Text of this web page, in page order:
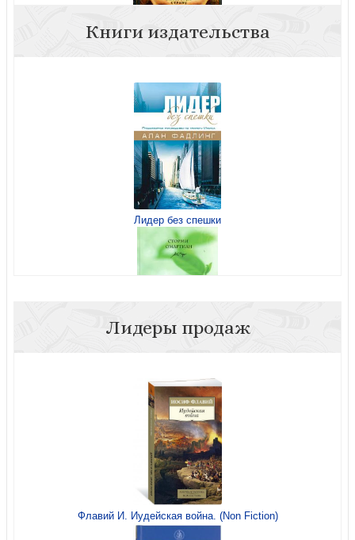
Путешествие Пилигрима в Небесную страну. Часть 2
Путь паломника (Азбука)
Книги издательства
Лидер без спешки
Усиленная молитва
Лидеры продаж
Флавий И. Иудейская война. (Non Fiction)